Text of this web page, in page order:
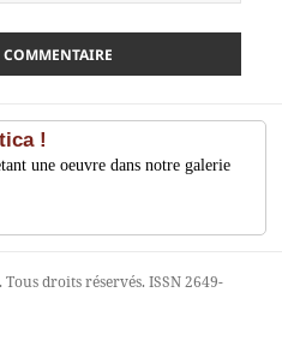
!
une oeuvre dans notre galerie
droits réservés. ISSN 2649-